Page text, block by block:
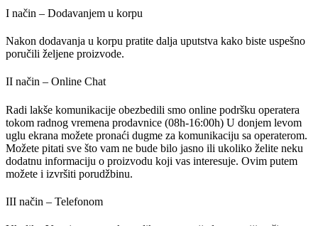
I način – Dodavanjem u korpu
Nakon dodavanja u korpu pratite dalja uputstva kako biste uspešno
poručili željene proizvode.
II način – Online Chat
Radi lakše komunikacije obezbedili smo online podršku operatera
tokom radnog vremena prodavnice (08h-16:00h) U donjem levom
uglu ekrana možete pronaći dugme za komunikaciju sa operaterom.
Možete pitati sve što vam ne bude bilo jasno ili ukoliko želite neku
dodatnu informaciju o proizvodu koji vas interesuje. Ovim putem
možete i izvršiti porudžbinu.
III način – Telefonom